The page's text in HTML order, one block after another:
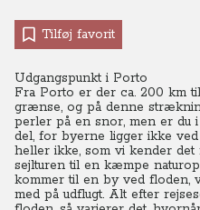
Tilføj favorit
Udgangspunkt i Porto
Fra Porto er der ca. 200 km til
grænse, og på denne
perler på en snor, men er du
del, for byerne ligger ikke
heller ikke, som vi kender
sejlturen til en kæmpe
kommer til en by ved floden,
med på udflugt. Alt efter